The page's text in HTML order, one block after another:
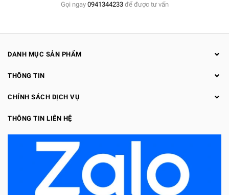
Gọi ngay 0941344233để được tư vấn
DANH MỤC SẢN PHẨM
THÔNG TIN
CHÍNH SÁCH DỊCH VỤ
THÔNG TIN LIÊN HỆ